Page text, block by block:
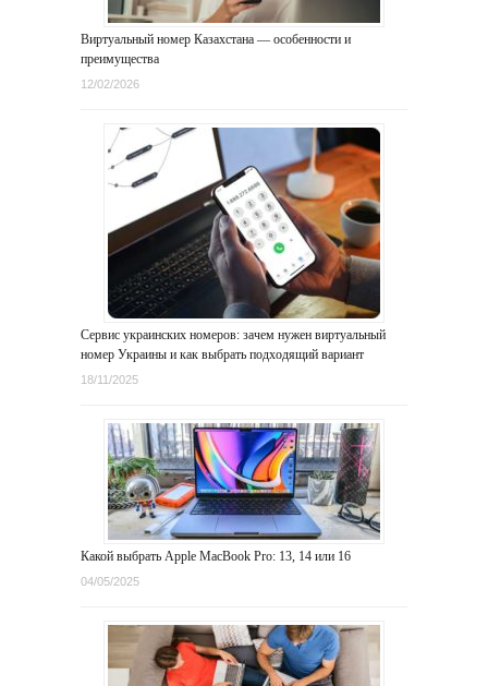
Виртуальный номер Казахстана — особенности и
преимущества
12/02/2026
Сервис украинских номеров: зачем нужен виртуальный
номер Украины и как выбрать подходящий вариант
18/11/2025
Какой выбрать Apple MacBook Pro: 13, 14 или 16
04/05/2025